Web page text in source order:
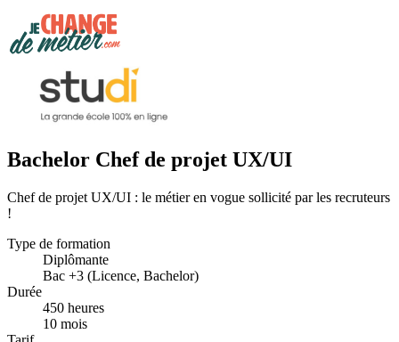
Bachelor Chef de projet UX/UI
Chef de projet UX/UI : le métier en vogue sollicité par les recruteurs
!
Type de formation
Diplômante
Bac +3 (Licence, Bachelor)
Durée
450 heures
10 mois